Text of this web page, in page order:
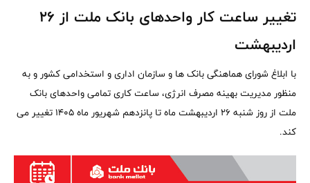
تغییر ساعت کار واحدهای بانک ملت از ۲۶
اردیبهشت
با ابلاغ شورای هماهنگی بانک ها و سازمان اداری و استخدامی کشور و به
منظور مدیریت بهینه مصرف انرژی، ساعت کاری تمامی واحدهای بانک
ملت از روز شنبه ۲۶ اردیبهشت ماه تا پانزدهم شهریور ماه ۱۴۰۵ تغییر می
کند.